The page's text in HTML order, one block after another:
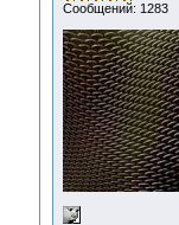
Сообщений: 1283